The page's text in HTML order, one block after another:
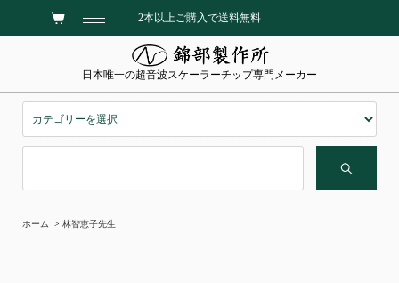
2本以上ご購入で送料無料
日本唯一の超音波スケーラーチップ専門メーカー
ホーム > 林智恵子先生